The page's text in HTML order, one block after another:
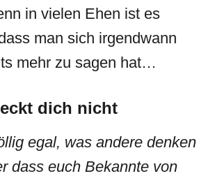
in vielen Ehen ist es
man sich irgendwann
mehr zu sagen hat…
dich nicht
egal, was andere denken
dass euch Bekannte von